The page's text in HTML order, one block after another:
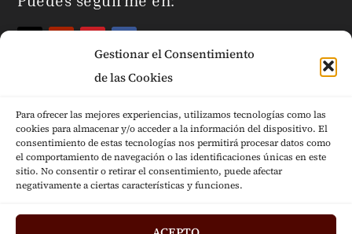
Gestionar el Consentimiento
de las Cookies
Para ofrecer las mejores experiencias, utilizamos tecnologías como las
cookies para almacenar y/o acceder a la información del dispositivo. El
consentimiento de estas tecnologías nos permitirá procesar datos como
el comportamiento de navegación o las identificaciones únicas en este
sitio. No consentir o retirar el consentimiento, puede afectar
negativamente a ciertas características y funciones.
Páginas Legales